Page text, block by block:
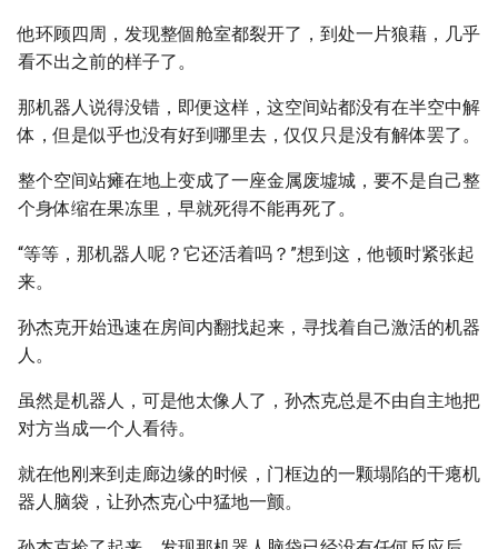
他环顾四周，发现整個舱室都裂开了，到处一片狼藉，几乎
看不出之前的样子了。
那机器人说得没错，即便这样，这空间站都没有在半空中解
体，但是似乎也没有好到哪里去，仅仅只是没有解体罢了。
整个空间站瘫在地上变成了一座金属废墟城，要不是自己整
个身体缩在果冻里，早就死得不能再死了。
“等等，那机器人呢？它还活着吗？”想到这，他顿时紧张起
来。
孙杰克开始迅速在房间内翻找起来，寻找着自己激活的机器
人。
虽然是机器人，可是他太像人了，孙杰克总是不由自主地把
对方当成一个人看待。
就在他刚来到走廊边缘的时候，门框边的一颗塌陷的干瘪机
器人脑袋，让孙杰克心中猛地一颤。